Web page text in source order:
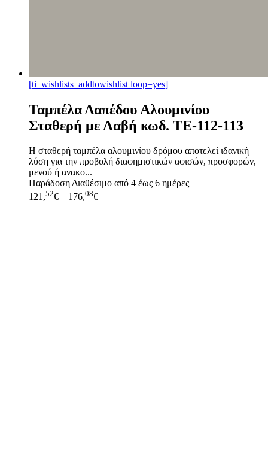
[ti_wishlists_addtowishlist loop=yes]
Ταμπέλα Δαπέδου Αλουμινίου
Σταθερή με Λαβή κωδ. ΤΕ-112-113
Η σταθερή ταμπέλα αλουμινίου δρόμου αποτελεί ιδανική
λύση για την προβολή διαφημιστικών αφισών, προσφορών,
μενού ή ανακο...
ΠαράδοσηΔιαθέσιμο από 4 έως 6 ημέρες
121,52€ – 176,08€